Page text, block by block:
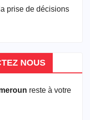
prise de décisions
NOUS
reste à votre